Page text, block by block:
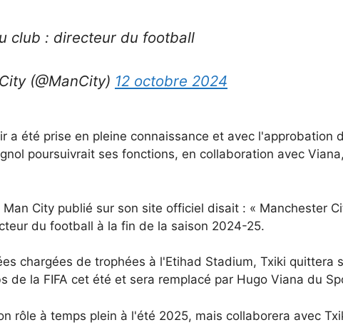
club : directeur du football
(@ManCity) 12 octobre 2024
a été prise en pleine connaissance et avec l'approbation
poursuivrait ses fonctions, en collaboration avec
City publié sur son site officiel disait : « Manchester
du football à la fin de la saison 2024-25.
chargées de trophées à l'Etihad Stadium, Txiki
de la FIFA cet été et sera remplacé par Hugo Viana du
rôle à temps plein à l'été 2025, mais collaborera avec